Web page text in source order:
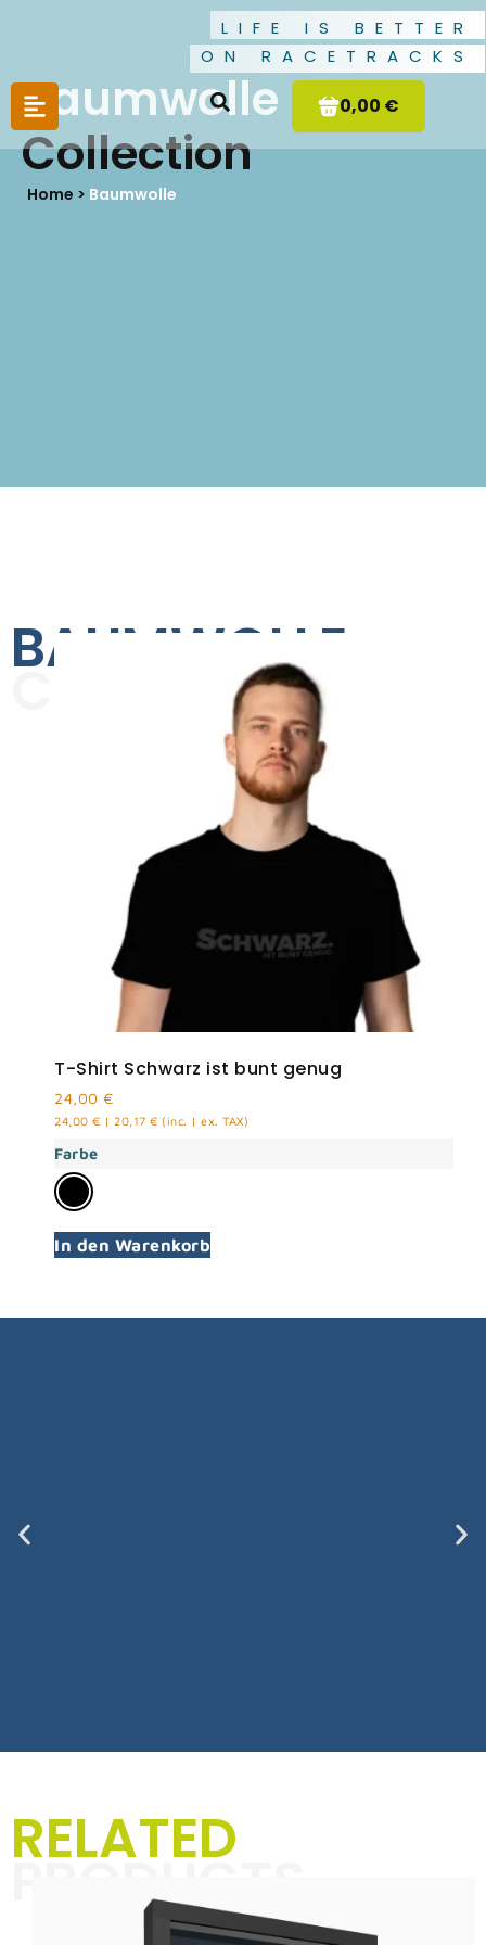
LIFE IS BETTER
ON RACETRACKS
0,00 €
Baumwolle
Collection
Home > Baumwolle
BAUMWOLLE
COLLECTION
T-Shirt Schwarz ist bunt genug
24,00 €
24,00 € | 20,17 € (inc. | ex. TAX)
Farbe
In den Warenkorb
Jacken für Männer
Männer“ dreht sich alles um
einzigartige Designs und markante
Sprüche, die Deinen Alltag mit
RELATED
PRODUCTS